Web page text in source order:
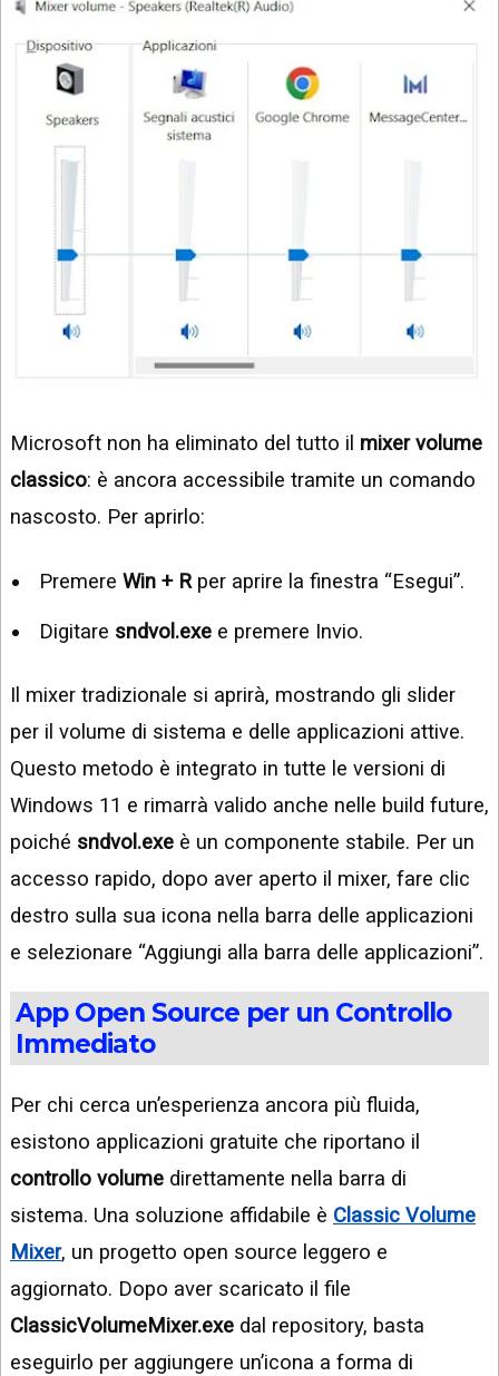
Microsoft non ha eliminato del tutto il mixer volume
classico: è ancora accessibile tramite un comando
nascosto. Per aprirlo:
Premere Win + R per aprire la finestra “Esegui”.
Digitare sndvol.exe e premere Invio.
Il mixer tradizionale si aprirà, mostrando gli slider
per il volume di sistema e delle applicazioni attive.
Questo metodo è integrato in tutte le versioni di
Windows 11 e rimarrà valido anche nelle build future,
poiché sndvol.exe è un componente stabile. Per un
accesso rapido, dopo aver aperto il mixer, fare clic
destro sulla sua icona nella barra delle applicazioni
e selezionare “Aggiungi alla barra delle applicazioni”.
App Open Source per un Controllo
Immediato
Per chi cerca un’esperienza ancora più fluida,
esistono applicazioni gratuite che riportano il
controllo volume direttamente nella barra di
sistema. Una soluzione affidabile è Classic Volume
Mixer, un progetto open source leggero e
aggiornato. Dopo aver scaricato il file
ClassicVolumeMixer.exe dal repository, basta
eseguirlo per aggiungere un’icona a forma di